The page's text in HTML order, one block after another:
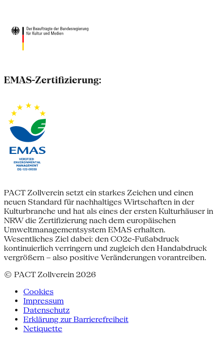
EMAS-Zertifizierung:
PACT Zollverein setzt ein starkes Zeichen und einen
neuen Standard für nachhaltiges Wirtschaften in der
Kulturbranche und hat als eines der ersten Kulturhäuser in
NRW die Zertifizierung nach dem europäischen
Umweltmanagementsystem EMAS erhalten.
Wesentliches Ziel dabei: den CO2e-Fußabdruck
kontinuierlich verringern und zugleich den Handabdruck
vergrößern – also positive Veränderungen vorantreiben.
© PACT Zollverein 2026
Cookies
Impressum
Datenschutz
Erklärung zur Barrierefreiheit
Netiquette